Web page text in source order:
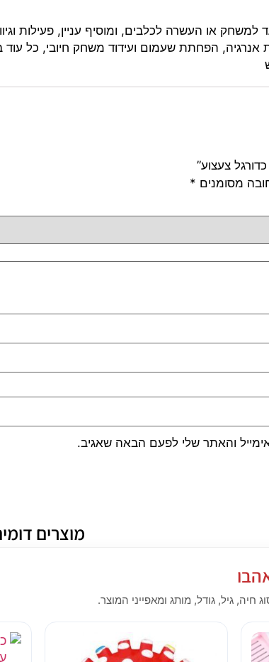
למשחק או העשרה לכלבים, ומוסיף עניין, פעילות
אנרגיה, הפחתת שעמום ועידוד משחק חיובי, כל
צעצוע”
מסומנים *
והאתר שלי לפעם הבאה שאגיב.
מוצרים
חיה, גיל, גודל, מותג ומאפייני המוצר.